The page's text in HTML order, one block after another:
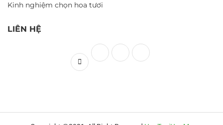
Kinh nghiệm chọn hoa tươi
LIÊN HỆ